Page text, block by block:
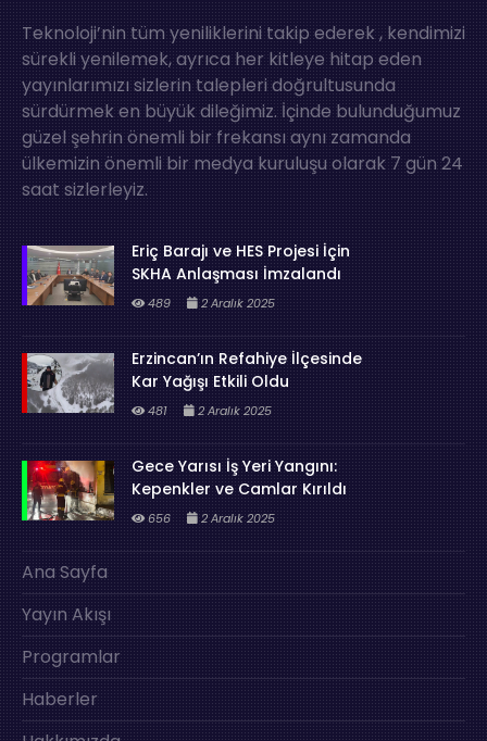
Teknoloji’nin tüm yeniliklerini takip ederek , kendimizi
sürekli yenilemek, ayrıca her kitleye hitap eden
yayınlarımızı sizlerin talepleri doğrultusunda
sürdürmek en büyük dileğimiz. İçinde bulunduğumuz
güzel şehrin önemli bir frekansı aynı zamanda
ülkemizin önemli bir medya kuruluşu olarak 7 gün 24
saat sizlerleyiz.
Eriç Barajı ve HES Projesi İçin
SKHA Anlaşması İmzalandı
489 2 Aralık 2025
Erzincan’ın Refahiye İlçesinde
Kar Yağışı Etkili Oldu
481 2 Aralık 2025
Gece Yarısı İş Yeri Yangını:
Kepenkler ve Camlar Kırıldı
656 2 Aralık 2025
Ana Sayfa
Yayın Akışı
Programlar
Haberler